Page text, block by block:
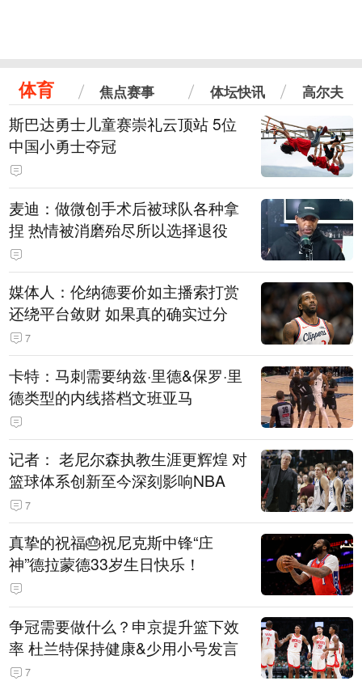
体育 焦点赛事 体坛快讯 高尔夫
斯巴达勇士儿童赛崇礼云顶站 5位
中国小勇士夺冠
麦迪：做微创手术后被球队各种拿
捏 热情被消磨殆尽所以选择退役
媒体人：伦纳德要价如主播索打赏
还绕平台敛财 如果真的确实过分
7
卡特：马刺需要纳兹·里德&保罗·里
德类型的内线搭档文班亚马
记者： 老尼尔森执教生涯更辉煌 对
篮球体系创新至今深刻影响NBA
7
真挚的祝福🎂祝尼克斯中锋“庄
神”德拉蒙德33岁生日快乐！
争冠需要做什么？申京提升篮下效
率 杜兰特保持健康&少用小号发言
7